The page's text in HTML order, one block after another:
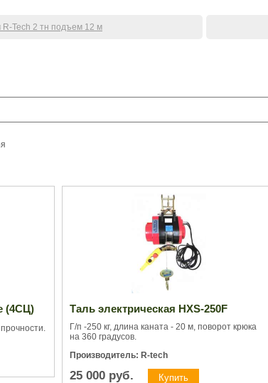
Tech 2 тн подъем 12 м
(4СЦ) Таль электрическая HXS-250F
Г/п -250 кг, длина каната - 20 м, поворот крюка
на 360 градусов.
Производитель: R-tech
25 000руб.